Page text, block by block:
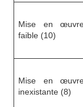
Mise en
faible (10)
Mise en
inexistante (8)